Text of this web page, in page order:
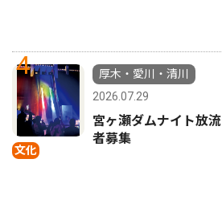
4
文化
厚木・愛川・清川
2026.07.29
宮ヶ瀬ダムナイト放
者募集